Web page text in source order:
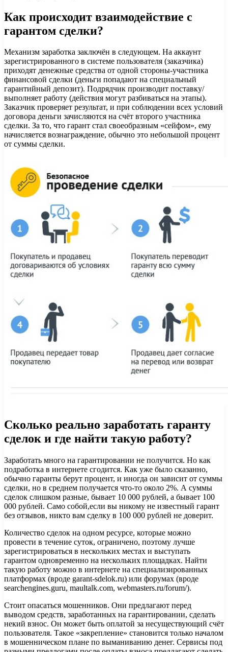
Как происходит взаимодействие с
гарантом сделки?
Механизм заработка заключён в следующем. На аккаунт
зарегистрированного в системе пользователя (заказчика)
приходят денежные средства от одной стороны-участника
финансовой сделки (деньги попадают на специальный
гарантийный депозит). Подрядчик производит поставку/
выполняет работу (действия могут разбиваться на этапы).
Заказчик проверяет результат, и при соблюдении всех условий
договора деньги зачисляются на счёт второго участника
сделки. За то, что гарант стал своеобразным «сейфом», ему
начисляется вознаграждение, обычно это небольшой процент
от суммы сделки.
Сколько реально заработать гаранту
сделок и где найти такую работу?
Заработать много на гарантировании не получится. Но как
подработка в интернете сгодится. Как уже было сказанно,
обычно гаранты берут процент, и иногда он зависит от суммы
сделки, но в среднем получается что-то около 2%. А суммы
сделок слишком разные, бывает 10 000 рублей, а бывает 100
000 рублей. Само собой,если вы никому не известный гарант
без отзывов, никто вам сделку в 100 000 рублей не доверит.
Количество сделок на одном ресурсе, которые можно
провести в течение суток, ограничено, поэтому лучше
зарегистрироваться в нескольких местах и выступать
гарантом одновременно на нескольких площадках. Найти
такую работу можно в интернете на специализированных
платформах (вроде garant-sdelok.ru) или форумах (вроде
searchengines.guru, maultalk.com, webmasters.ru/forum/).
Стоит опасаться мошенников. Они предлагают перед
выводом средств, заработанных на гарантировании, сделать
некий взнос. Он может быть оплатой за несуществующий счёт
пользователя. Такое «закрепление» становится только началом
в мошенническом плане по выманиванию денег. Сервисы под